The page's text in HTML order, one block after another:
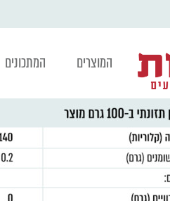
המוצרים המתכונים